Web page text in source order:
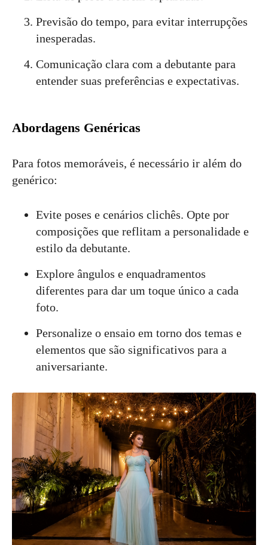
Previsão do tempo, para evitar interrupções
inesperadas.
Comunicação clara com a debutante para
entender suas preferências e expectativas.
Abordagens Genéricas
Para fotos memoráveis, é necessário ir além do
genérico:
Evite poses e cenários clichês. Opte por
composições que reflitam a personalidade e
estilo da debutante.
Explore ângulos e enquadramentos
diferentes para dar um toque único a cada
foto.
Personalize o ensaio em torno dos temas e
elementos que são significativos para a
aniversariante.